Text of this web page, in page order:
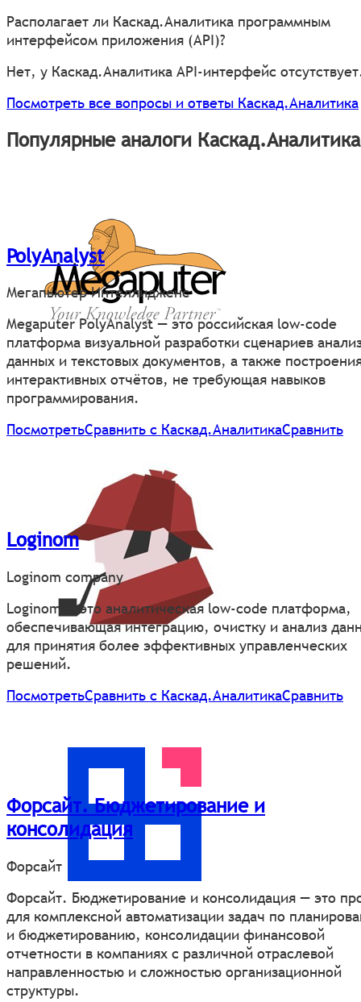
Располагает ли Каскад.Аналитика программным
интерфейсом приложения (API)?
Нет, у Каскад.Аналитика API-интерфейс
Посмотреть все вопросы и ответы Каскад.Аналитика
Популярные аналоги Каскад.Аналитика
PolyAnalyst
Мегапьютер Интеллидженс
Megaputer PolyAnalyst — это российская low-code
платформа визуальной разработки сценариев
данных и текстовых документов, а также
интерактивных отчётов, не требующая навыков
программирования.
ПосмотретьСравнить с Каскад.АналитикаСравнить
Loginom
Loginom company
Loginom — это аналитическая low-code платформа,
обеспечивающая интеграцию, очистку и анализ
для принятия более эффективных управленческих
решений.
ПосмотретьСравнить с Каскад.АналитикаСравнить
Форсайт. Бюджетирование и
консолидация
Форсайт
Форсайт. Бюджетирование и консолидация — это
для комплексной автоматизации задач по
и бюджетированию, консолидации финансовой
отчетности в компаниях с различной отраслевой
направленностью и сложностью организационной
структуры.